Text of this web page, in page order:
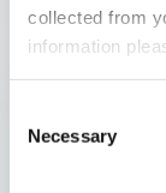
collected from
information
Selection
Necessary